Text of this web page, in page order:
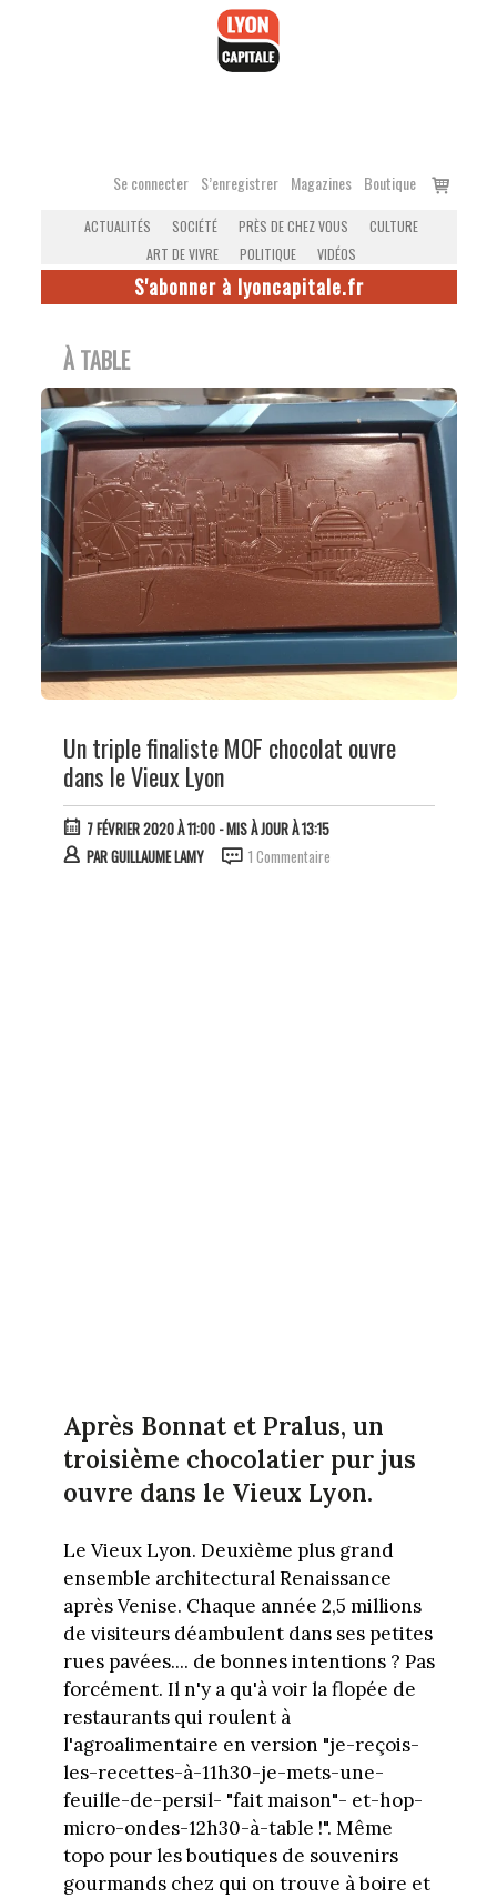
Se connecter S’enregistrer Magazines Boutique
Voir
ACTUALITÉS SOCIÉTÉ PRÈS DE CHEZ VOUS
CULTURE
ART DE VIVRE
POLITIQUE VIDÉOS
S'abonner à lyoncapitale.fr
À TABLE
Un triple finaliste MOF chocolat ouvre
dans le Vieux Lyon
7 FÉVRIER 2020 À 11:00- MIS À JOUR À 13:15
PARGUILLAUME LAMY 1 Commentaire
Après Bonnat et Pralus, un
troisième chocolatier pur jus
ouvre dans le Vieux Lyon.
Le Vieux Lyon. Deuxième plus grand
ensemble architectural Renaissance
après Venise. Chaque année 2,5 millions
de visiteurs déambulent dans ses petites
rues pavées.... de bonnes intentions ? Pas
forcément. Il n'y a qu'à voir la flopée de
restaurants qui roulent à
l'agroalimentaire en version "je-reçois-
les-recettes-à-11h30-je-mets-une-
feuille-de-persil- "fait maison"- et-hop-
micro-ondes-12h30-à-table !". Même
topo pour les boutiques de souvenirs
gourmands chez qui on trouve à boire et